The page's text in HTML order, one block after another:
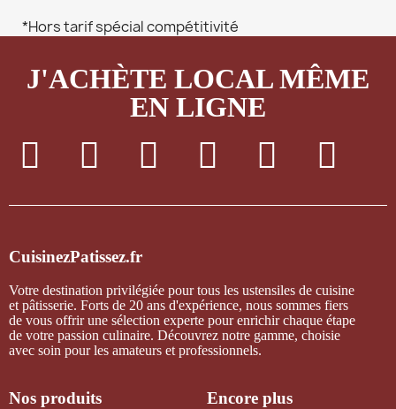
*Hors tarif spécial compétitivité
J'ACHÈTE LOCAL MÊME
EN LIGNE
CuisinezPatissez.fr
Votre destination privilégiée pour tous les ustensiles de cuisine
et pâtisserie. Forts de 20 ans d'expérience, nous sommes fiers
de vous offrir une sélection experte pour enrichir chaque étape
de votre passion culinaire. Découvrez notre gamme, choisie
avec soin pour les amateurs et professionnels.
Nos produits Encore plus